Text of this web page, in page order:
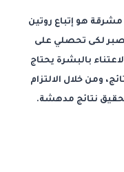
هو إتباع روتين
لكى تحصلي على
بالبشرة يحتاج
ومن خلال الالتزام
نتائج مدهشة.